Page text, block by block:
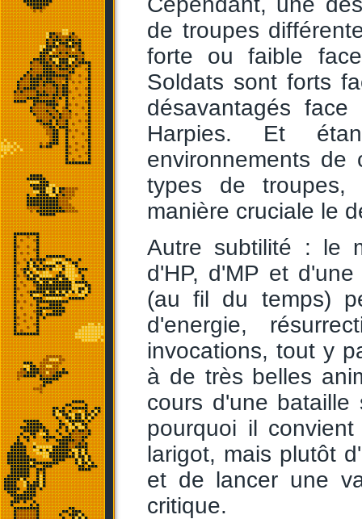
de troupes
forte ou faible
Soldats sont forts
désavantagés
Harpies. Et
environnements
types de
manière cruciale le
Autre subtilité : le
d'HP, d'MP et
(au fil du temps)
d'energie,
invocations, tout y
à de très belles
cours d'une bataille
pourquoi il
larigot, mais plutôt
et de lancer une
critique.